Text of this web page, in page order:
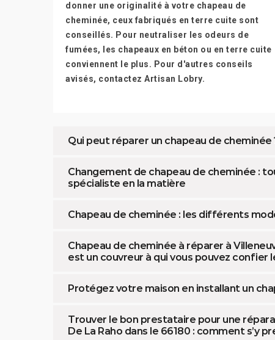
donner une originalité à votre chapeau de
cheminée, ceux fabriqués en terre cuite sont
conseillés. Pour neutraliser les odeurs de
fumées, les chapeaux en béton ou en terre cuite
conviennent le plus. Pour d'autres conseils
avisés, contactez Artisan Lobry.
Qui peut réparer un chapeau de cheminée
Changement de chapeau de cheminée :
spécialiste en la matière
Chapeau de cheminée : les différents
Chapeau de cheminée à réparer à
est un couvreur à qui vous pouvez confier
Protégez votre maison en installant un
Trouver le bon prestataire pour une
De La Raho dans le 66180 : comment s’y